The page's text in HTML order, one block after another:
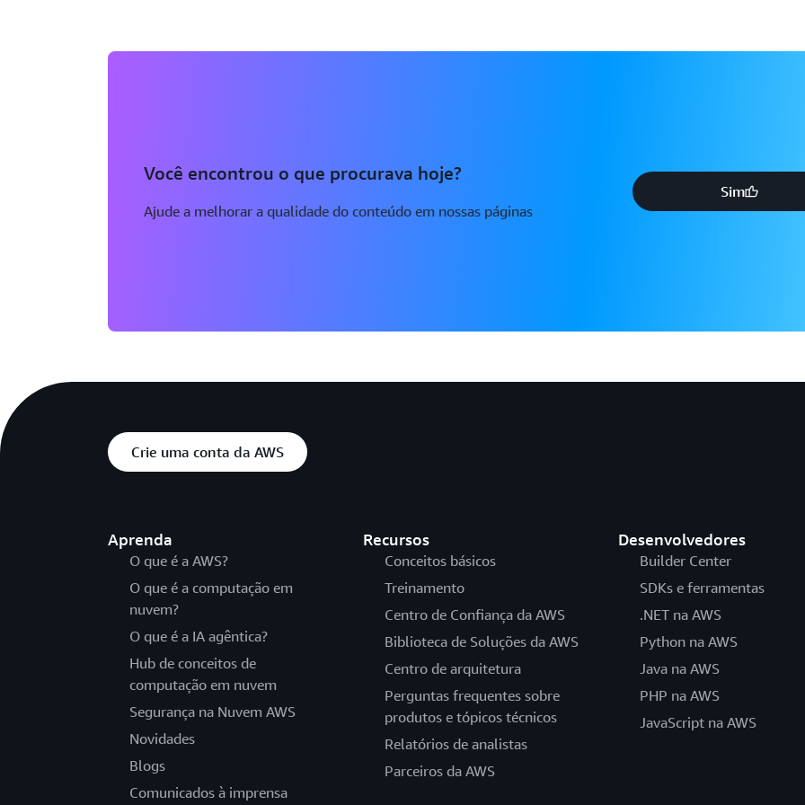
Você encontrou o que procurava hoje?
Ajude a melhorar a qualidade do conteúdo em nossas páginas
Sim
Crie uma conta da AWS
Aprenda
O que é a AWS?
O que é a computação em
nuvem?
O que é a IA agêntica?
Hub de conceitos de
computação em nuvem
Segurança na Nuvem AWS
Novidades
Blogs
Comunicados à imprensa
Recursos
Conceitos básicos
Treinamento
Centro de Confiança da AWS
Biblioteca de Soluções da AWS
Centro de arquitetura
Perguntas frequentes sobre
produtos e tópicos técnicos
Relatórios de analistas
Parceiros da AWS
Desenvolvedores
Builder Center
SDKs e ferramentas
.NET na AWS
Python na AWS
Java na AWS
PHP na AWS
JavaScript na AWS